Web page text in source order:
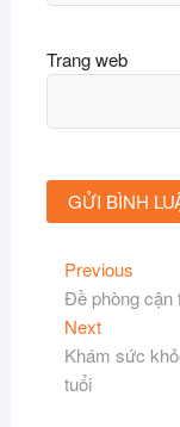
Trang web
Điều
hướng
bài
viết
Previous
post:
Đề phòng cận
NextNext
post:
Khám sức
tuổi